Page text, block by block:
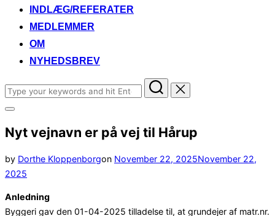
INDLÆG/REFERATER
MEDLEMMER
OM
NYHEDSBREV
Search
for:
Toggle
&
navigation
Nyt vejnavn er på vej til Hårup
by Dorthe Kloppenborgon Posted
November 22, 2025November 22,
2025
Anledning
Byggeri gav den 01-04-2025 tilladelse til, at grundejer af matr.nr.